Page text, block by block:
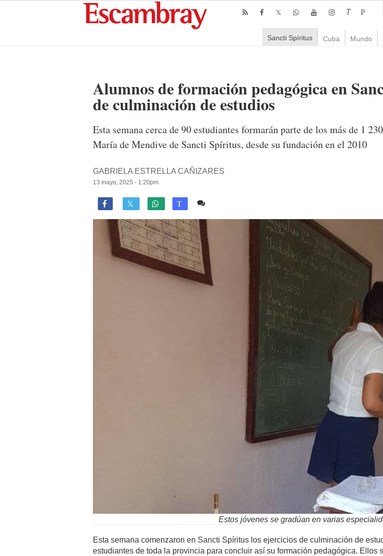
T P
Sancti Spíritus Cuba Mundo
Alumnos de formación pedagógica en
de culminación de estudios
Esta semana cerca de 90 estudiantes formarán parte de los más de 1
María de Mendive de Sancti Spíritus, desde su fundación en el 2010
GABRIELA ESTRELLA CAÑIZARES
13 mayo, 2025 - 1:20pm
 T
Estos jóvenes se gradúan en varias
Esta semana comenzaron en Sancti Spíritus los ejercicios de culminación de
estudiantes de toda la provincia para concluir así su formación pedagógica. Ellos